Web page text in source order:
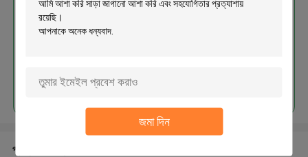
জমা দিন
পুকুরের জন্য বায়ো সেল
চালিয়ে
প্রস্তাবিত পণ্য